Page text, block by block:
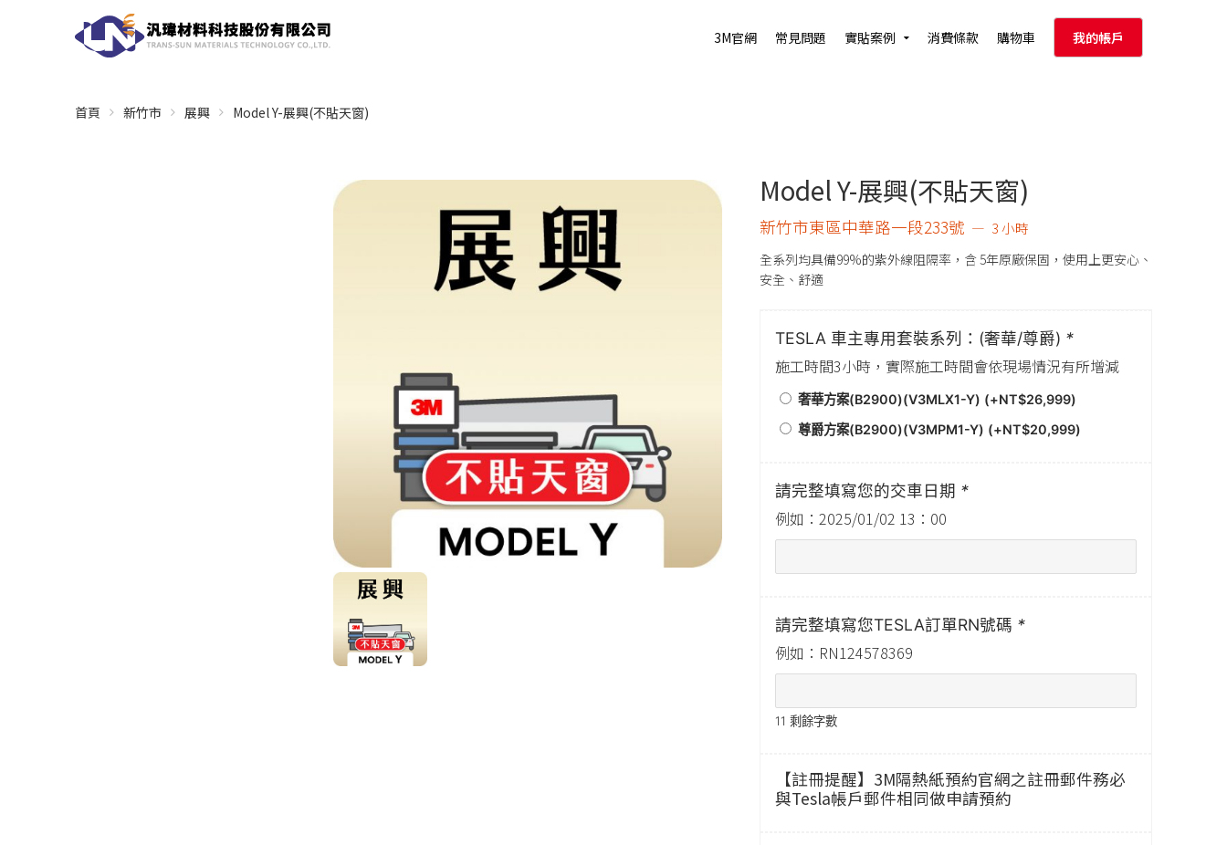
3M官網 常見問題 實貼案例 消費條款 購物車 我的帳戶
首頁 新竹市 展興 Model Y-展興(不貼天窗)
Model Y-展興(不貼天窗)
新竹市東區中華路一段233號 3 小時
全系列均具備99%的紫外線阻隔率，含 5年原廠保固，使用上更安心、
安全、舒適
TESLA 車主專用套裝系列：(奢華/尊爵) *
施工時間3小時，實際施工時間會依現場情況有所增減
奢華方案(B2900)(V3MLX1-Y) (+NT$26,999)
尊爵方案(B2900)(V3MPM1-Y) (+NT$20,999)
請完整填寫您的交車日期 *
例如：2025/01/02 13：00
請完整填寫您TESLA訂單RN號碼 *
例如：RN124578369
11 剩餘字數
【註冊提醒】3M隔熱紙預約官網之註冊郵件務必
與Tesla帳戶郵件相同做申請預約